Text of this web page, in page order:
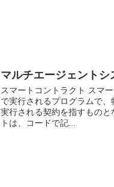
マルチエージェントシ
スマートコントラクト スマ
で実行されるプログラムで
実行される契約を指すもの
トは、コードで記...